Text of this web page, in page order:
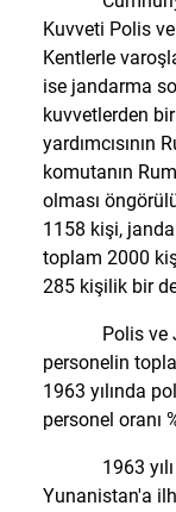
Kuvveti Polis
Kentlerle
ise jandarma
kuvvetlerden
yardımcısının
komutanın
olması
1158 kişi,
toplam 2000
285 kişilik bir
Polis ve
personelin
1963 yılında
personel oranı
1963
Yunanistan'a